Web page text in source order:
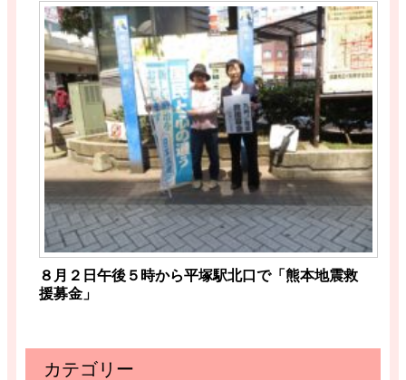
８月２日午後５時から平塚駅北口で「熊本地震救
援募金」
カテゴリー